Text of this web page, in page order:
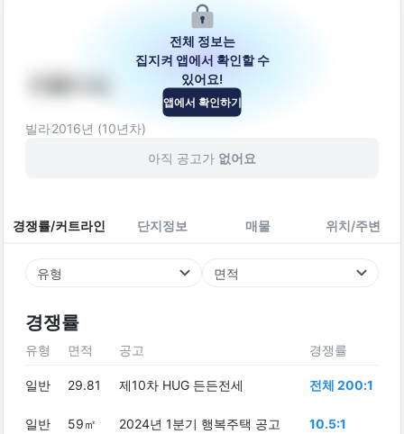
라폴리움
서울특별시 도봉구 시루봉로22길 35
빌라2016년 (10년차)
아직 공고가 없어요
경쟁률/커트라인 단지정보 매물 위치/주변
유형 면적
경쟁률
전체 정보는
집지켜 앱에서 확인할 수
있어요!
앱에서 확인하기
유형 면적 공고 경쟁률
일반 29.81 제10차 HUG 든든전세 전체 200:1
일반 59㎡ 2024년 1분기 행복주택 공고 10.5:1